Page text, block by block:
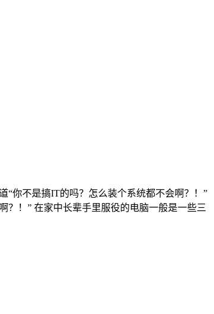
“你不是搞IT的吗？怎么装个系统都不会啊？！”
？！” 在家中长辈手里服役的电脑一般是一些三